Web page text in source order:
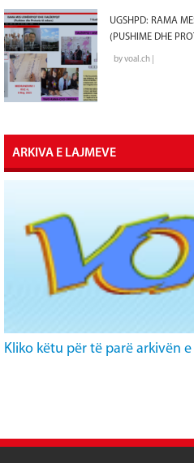
UGSHPD: RAMA
(PUSHIME DHE
by voal.ch |
ARKIVA E LAJMEVE
Kliko këtu për të parë arkivën